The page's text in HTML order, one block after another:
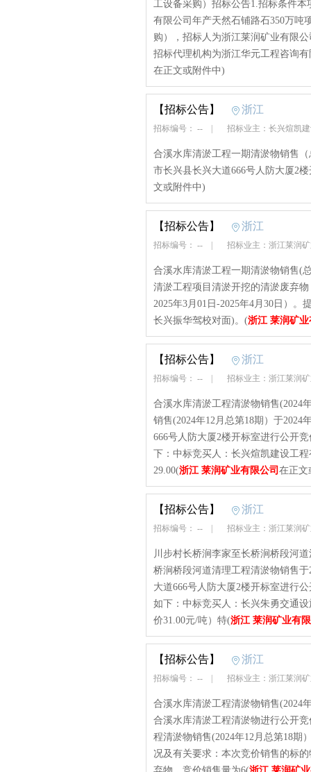
工设备采购）招标公告1.招标条件
有限公司年产天然石铺路石350万吨
购），招标人为浙江莱润矿业有限
招标代理机构为浙江华元工程咨询
在正文或附件中)
【招标公告】 浙江
招标编号： -- 招标业主：长兴煊凯
合溪水库清淤工程一期清淤物销售
市长兴县长兴大道666号人防大厦2
文或附件中)
【招标公告】 浙江
招标编号： -- 招标业主：浙江莱润
合溪水库清淤工程一期清淤物销售(
清淤工程项目清淤开挖的清淤废弃
2025年3月01日-2025年4月30日）
长兴振华驾校对面)。(浙江 莱润矿
【招标公告】 浙江
招标编号： -- 招标业主：浙江莱润
合溪水库清淤工程清淤物销售(2024
销售(2024年12月总第18期）于2024
666号人防大厦2楼开标室进行公开
下：中标竞买人：长兴煊凯建设工
29.00(浙江 莱润矿业有限公司 在正文
【招标公告】 浙江
招标编号： -- 招标业主：浙江莱润
川步村长桥涧李家至长桥涧桥段河
桥涧桥段河道清理工程清淤物销售
大道666号人防大厦2楼开标室进行
如下：中标竞买人：长兴朱勇交通
价31.00元/吨）特(浙江 莱润矿业有
【招标公告】 浙江
招标编号： -- 招标业主：浙江莱润
合溪水库清淤工程清淤物销售(2024
合溪水库清淤工程清淤物进行公开
程清淤物销售(2024年12月总第18期
况及有关要求：本次竞价销售的标